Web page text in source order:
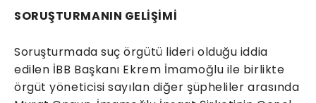
SORUŞTURMANIN GELİŞİMİ
Soruşturmada suç örgütü lideri olduğu iddia
edilen İBB Başkanı Ekrem İmamoğlu ile birlikte
örgüt yöneticisi sayılan diğer şüpheliler arasında